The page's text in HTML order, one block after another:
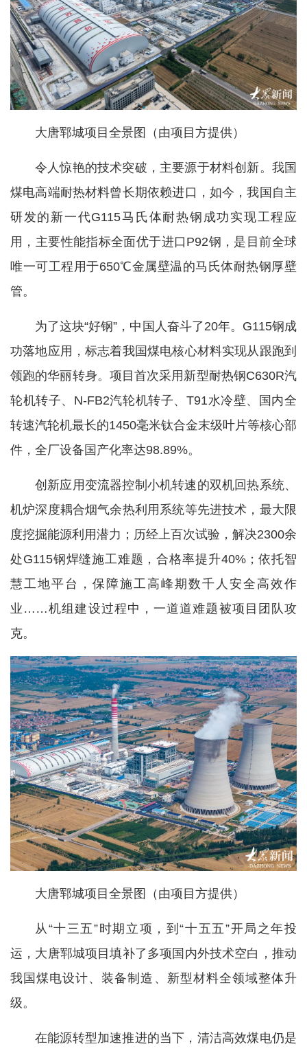
大唐郓城项目全景图（由项目方提供）
令人惊艳的技术突破，主要源于材料创新。我国
煤电高端耐热材料曾长期依赖进口，如今，我国自主
研发的新一代G115马氏体耐热钢成功实现工程应
用，主要性能指标全面优于进口P92钢，是目前全球
唯一可工程用于650℃金属壁温的马氏体耐热钢厚壁
管。
为了这块“好钢”，中国人奋斗了20年。G115钢成
功落地应用，标志着我国煤电核心材料实现从跟跑到
领跑的华丽转身。项目首次采用新型耐热钢C630R汽
轮机转子、N-FB2汽轮机转子、T91水冷壁、国内全
转速汽轮机最长的1450毫米钛合金末级叶片等核心部
件，全厂设备国产化率达98.89%。
创新应用变流器控制小机转速的双机回热系统、
机炉深度耦合烟气余热利用系统等先进技术，最大限
度挖掘能源利用潜力；历经上百次试验，解决2300余
处G115钢焊缝施工难题，合格率提升40%；依托智
慧工地平台，保障施工高峰期数千人安全高效作
业……机组建设过程中，一道道难题被项目团队攻
克。
大唐郓城项目全景图（由项目方提供）
从“十三五”时期立项，到“十五五”开局之年投
运，大唐郓城项目填补了多项国内外技术空白，推动
我国煤电设计、装备制造、新型材料全领域整体升
级。
在能源转型加速推进的当下，清洁高效煤电仍是